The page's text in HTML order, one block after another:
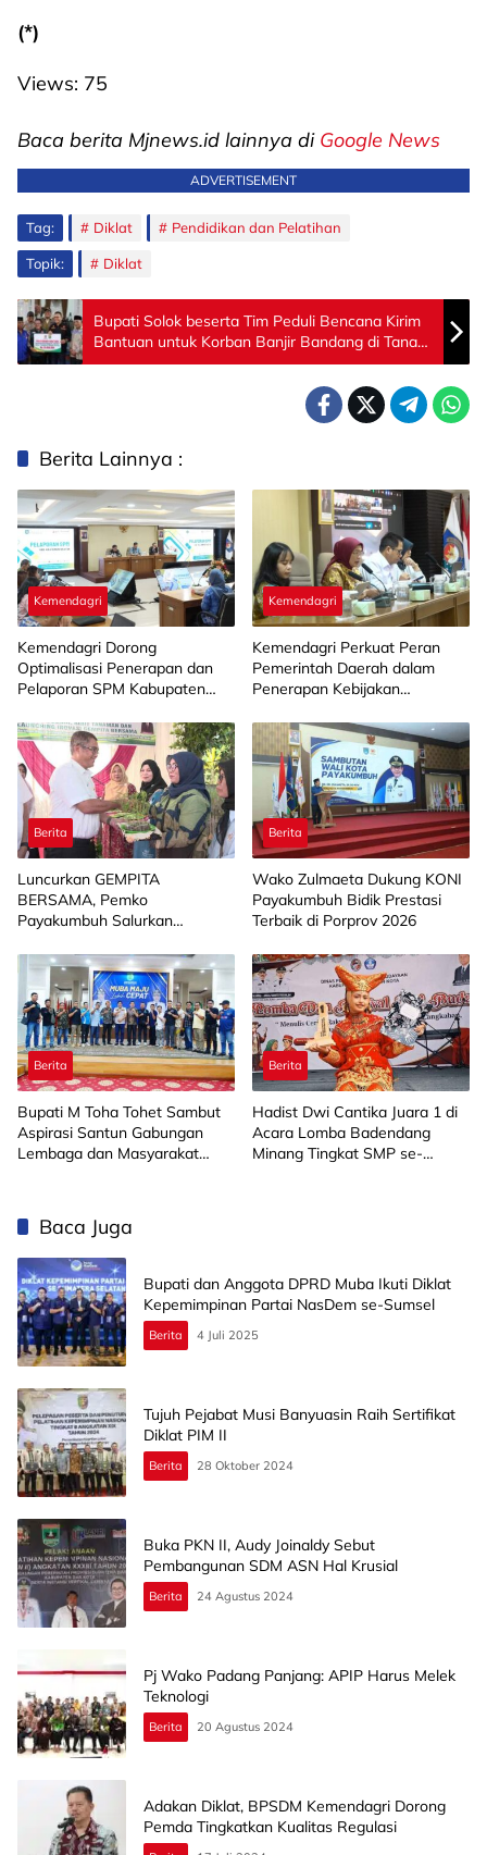
(*)
Views: 75
Baca berita Mjnews.id lainnya di Google News
ADVERTISEMENT
Tag: Diklat Pendidikan dan Pelatihan
Topik: Diklat
Bupati Solok beserta Tim Peduli Bencana Kirim
Bantuan untuk Korban Banjir Bandang di Tanah
Datar
Berita Lainnya :
Kemendagri
Kemendagri Dorong
Optimalisasi Penerapan dan
Pelaporan SPM Kabupaten
2026
Kemendagri
Kemendagri Perkuat Peran
Pemerintah Daerah dalam
Penerapan Kebijakan
Berita
Luncurkan GEMPITA
BERSAMA, Pemko
Payakumbuh Salurkan
kepada 15 KWT
Berita
Wako Zulmaeta Dukung KONI
Payakumbuh Bidik Prestasi
Terbaik di Porprov 2026
Berita
Bupati M Toha Tohet Sambut
Aspirasi Santun Gabungan
Lembaga dan Masyarakat
Berita
Hadist Dwi Cantika Juara 1 di
Acara Lomba Badendang
Minang Tingkat SMP se-
Baca Juga
Bupati dan Anggota DPRD Muba Ikuti Diklat
Kepemimpinan Partai NasDem se-Sumsel
Berita 4 Juli 2025
Tujuh Pejabat Musi Banyuasin Raih Sertifikat
Diklat PIM II
Berita 28 Oktober 2024
Buka PKN II, Audy Joinaldy Sebut
Pembangunan SDM ASN Hal Krusial
Berita 24 Agustus 2024
Pj Wako Padang Panjang: APIP Harus Melek
Teknologi
Berita 20 Agustus 2024
Adakan Diklat, BPSDM Kemendagri Dorong
Pemda Tingkatkan Kualitas Regulasi